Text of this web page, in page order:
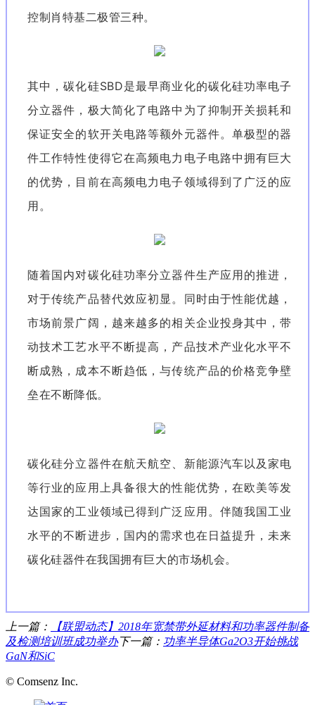
控制肖特基二极管三种。
其中，碳化硅SBD是最早商业化的碳化硅功率电子
分立器件，极大简化了电路中为了抑制开关损耗和
保证安全的软开关电路等额外元器件。单极型的器
件工作特性使得它在高频电力电子电路中拥有巨大
的优势，目前在高频电力电子领域得到了广泛的应
用。
随着国内对碳化硅功率分立器件生产应用的推进，
对于传统产品替代效应初显。同时由于性能优越，
市场前景广阔，越来越多的相关企业投身其中，带
动技术工艺水平不断提高，产品技术产业化水平不
断成熟，成本不断趋低，与传统产品的价格竞争壁
垒在不断降低。
碳化硅分立器件在航天航空、新能源汽车以及家电
等行业的应用上具备很大的性能优势，在欧美等发
达国家的工业领域已得到广泛应用。伴随我国工业
水平的不断进步，国内的需求也在日益提升，未来
碳化硅器件在我国拥有巨大的市场机会。
上一篇：
【联盟动态】2018年宽禁带外延材料和功率器件制备
及检测培训班成功举办下一篇： 功率半导体Ga2O3开始挑战
GaN和SiC
© Comsenz Inc.